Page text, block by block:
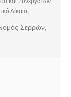
και Συνεργατών
Δίκαιο,
Στοιχείων,
Σερρών,